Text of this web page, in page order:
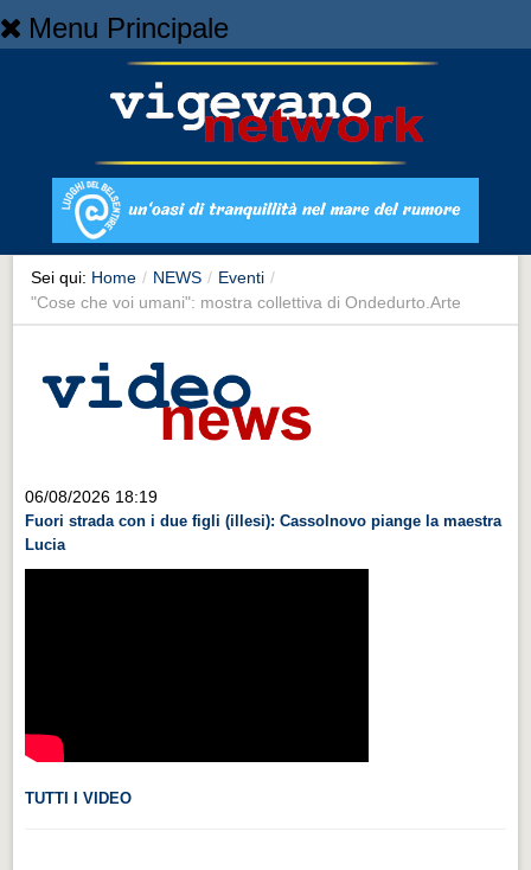
Menu Principale
NEWS
Cronaca
Cronaca
Artes et Artificia
Sport
Territorio
Videonews
CHI SIAMO
CITTÀ
Sei qui: Home / NEWS / Eventi /
"Cose che voi umani": mostra collettiva di Ondedurto.Arte
06/08/2026 18:19
Fuori strada con i due figli (illesi): Cassolnovo piange la maestra
Lucia
TUTTI I VIDEO